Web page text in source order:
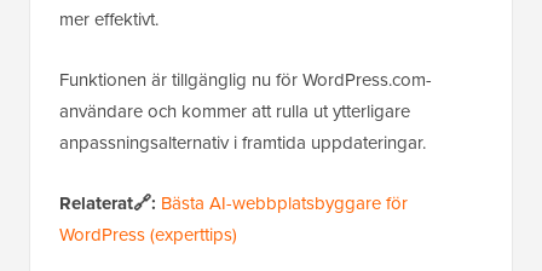
mer effektivt.
Funktionen är tillgänglig nu för WordPress.com-
användare och kommer att rulla ut ytterligare
anpassningsalternativ i framtida uppdateringar.
Relaterat🔗: Bästa AI-webbplatsbyggare för
WordPress (experttips)